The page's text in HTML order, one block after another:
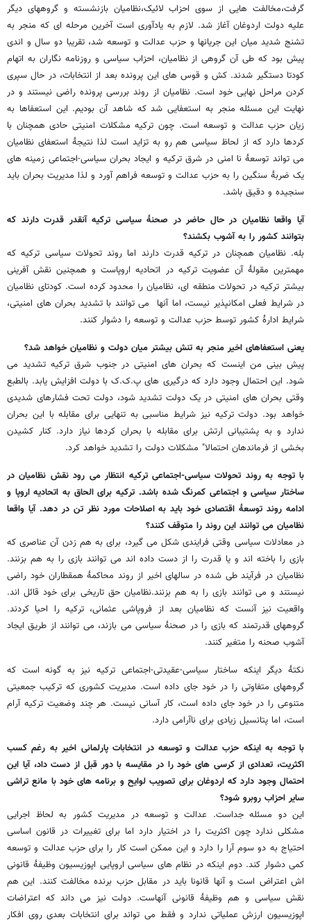
گرفت،مخالفت هایی از سوی احزاب لائیک،نظامیان بازنشسته و گروههای دیگر
علیه دولت اردوغان آغاز شد. لازم به یادآوری است آخرین مرحله ای که منجر به
تشنج شدید میان این جریانها و حزب عدالت و توسعه شد، تقریبا دو سال و اندی
پیش بود که طی آن گروهی از نظامیان، احزاب سیاسی و روزنامه نگاران به اتهام
کودتا دستگیر شدند. کش و قوس های این پرونده بعد از انتخابات، در حال سپری
کردن مراحل نهایی خود است. نظامیان از روند بررسی پرونده راضی نیستند و در
نهایت این مسئله منجر به استعفایی شد که شاهد آن بودیم. این استعفاها به
زیان حزب عدالت و توسعه است. چون ترکیه مشکلات امنیتی حادی همچنان با
کردها دارد که از لحاظ سیاسی هم رو به تزاید است لذا نتیجۀ استعفای نظامیان
می تواند توسعۀ نا امنی در شرق ترکیه و ایجاد بحران سیاسی-اجتماعی زمینه های
یک ضربۀ سنگین را به حزب عدالت و توسعه فراهم آورد و لذا مدیریت بحران باید
سنجیده و دقیق باشد.
آیا واقعا نظامیان در حال حاضر در صحنۀ سیاسی ترکیه آنقدر قدرت دارند که
بتوانند کشور را به آشوب بکشند؟
بله. نظامیان همچنان در ترکیه قدرت دارند اما روند تحولات سیاسی ترکیه که
مهمترین مقولۀ آن عضویت ترکیه در اتحادیه اروپاست و همچنین نقش آفرینی
بیشتر ترکیه در تحولات منطقه ای، نظامیان را محدود کرده است. کودتای نظامیان
در شرایط فعلی امکانپذیر نیست، اما آنها می توانند با تشدید بحران های امنیتی،
شرایط ادارۀ کشور توسط حزب عدالت و توسعه را دشوار کنند.
یعنی استعفاهای اخیر منجر به تنش بیشتر میان دولت و نظامیان خواهد شد؟
پیش بینی من اینست که بحران های امنیتی در جنوب شرق ترکیه تشدید می
شود. این احتمال وجود دارد که درگیری های پ.ک.ک با دولت افزایش یابد. بالطبع
وقتی بحران های امنیتی در یک دولت تشدید شود، دولت تحت فشارهای شدیدی
خواهد بود. دولت ترکیه نیز شرایط مناسبی به تنهایی برای مقابله با این بحران
ندارد و به پشتیبانی ارتش برای مقابله با بحران کردها نیاز دارد. کنار کشیدن
بخشی از فرماندهان احتمالا" مشکلات دولت را تشدید خواهد کرد.
با توجه به روند تحولات سیاسی-اجتماعی ترکیه انتظار می رود نقش نظامیان در
ساختار سیاسی و اجتماعی کمرنگ شده باشد. ترکیه برای الحاق به اتحادیه اروپا و
ادامه روند توسعۀ اقتصادی خود باید به اصلاحات مورد نظر تن در دهد. آیا واقعا
نظامیان می توانند این روند را متوقف کنند؟
در معادلات سیاسی وقتی فرایندی شکل می گیرد، برای به هم زدن آن عناصری که
بازی را باخته اند و یا قدرت را از دست داده اند می توانند بازی را به هم بزنند.
نظامیان در فرآیند طی شده در سالهای اخیر از روند محاکمۀ همقطاران خود راضی
نیستند و می توانند بازی را به هم بزنند.نظامیان حق تاریخی برای خود قائل اند.
واقعیت نیز آنست که نظامیان بعد از فروپاشی عثمانی، ترکیه را احیا کردند.
گروههای قدرتمند که بازی را در صحنۀ سیاسی می بازند، می توانند از طریق ایجاد
آشوب صحنه را متغیر کنند.
نکتۀ دیگر اینکه ساختار سیاسی-عقیدتی-اجتماعی ترکیه نیز به گونه است که
گروههای متفاوتی را در خود جای داده است. مدیریت کشوری که ترکیب جمعیتی
متنوعی را در خود جای داده است، کار آسانی نیست. هر چند وضعیت ترکیه آرام
است، اما پتانسیل زیادی برای ناآرامی دارد.
با توجه به اینکه حزب عدالت و توسعه در انتخابات پارلمانی اخیر به رغم کسب
اکثریت، تعدادی از کرسی های خود را در مقایسه با دور قبل از دست داد، آیا این
احتمال وجود دارد که اردوغان برای تصویب لوایح و برنامه های خود با مانع تراشی
سایر احزاب روبرو شود؟
این دو مسئله جداست. عدالت و توسعه در مدیریت کشور به لحاظ اجرایی
مشکلی ندارد چون اکثریت را در اختیار دارد اما برای تغییرات در قانون اساسی
احتیاج به دو سوم آرا را دارد و این ممکن است کار را برای حزب عدالت و توسعه
کمی دشوار کند. دوم اینکه در نظام های سیاسی اروپایی اپوزیسیون وظیفۀ قانونی
اش اعتراض است و آنها قانونا باید در مقابل حزب برنده مخالفت کنند. این هم
نقش سیاسی و هم وظیفۀ قانونی آنهاست. دولت نیز می داند که اعتراضات
اپوزیسیون ارزش عملیاتی ندارد و فقط می تواند برای انتخابات بعدی روی افکار